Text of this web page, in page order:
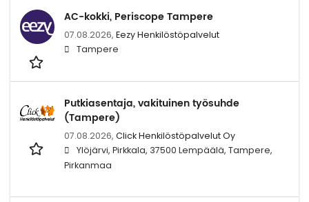
AC-kokki, Periscope Tampere
07.08.2026, Eezy Henkilöstöpalvelut
Tampere
Putkiasentaja, vakituinen työsuhde
(Tampere)
07.08.2026, Click Henkilöstöpalvelut Oy
Ylöjärvi, Pirkkala, 37500 Lempäälä, Tampere,
Pirkanmaa